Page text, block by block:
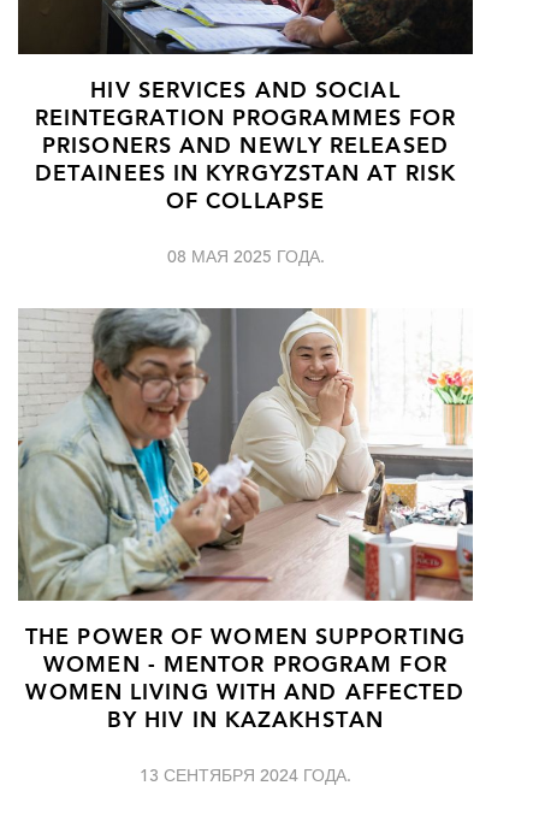
HIV SERVICES AND SOCIAL
REINTEGRATION PROGRAMMES FOR
PRISONERS AND NEWLY RELEASED
DETAINEES IN KYRGYZSTAN AT RISK
OF COLLAPSE
08 МАЯ 2025 ГОДА.
THE POWER OF WOMEN SUPPORTING
WOMEN - MENTOR PROGRAM FOR
WOMEN LIVING WITH AND AFFECTED
BY HIV IN KAZAKHSTAN
13 СЕНТЯБРЯ 2024 ГОДА.